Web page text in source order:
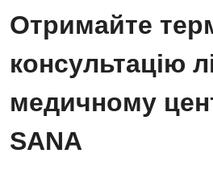
Енциклопедія
Відео
Діагностичне відділення
Інструментальна діагностика
Комп’ютерна томографія
Магнітно-резонансна томографія
Відділення кардіосудинної
Відділення невідкладних станів
Відділення інтенсивної терапії
Гінекологічне відділення
Отримайте
консультацію
медичному
SANA